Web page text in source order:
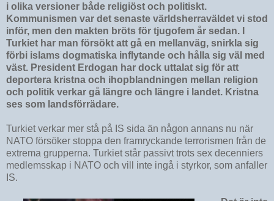
i olika versioner både religiöst och politiskt.
Kommunismen var det senaste världsherraväldet vi stod
inför, men den makten bröts för tjugofem år sedan. I
Turkiet har man försökt att gå en mellanväg, snirkla sig
förbi islams dogmatiska inflytande och hålla sig väl med
väst. President Erdogan har dock uttalat sig för att
deportera kristna och ihopblandningen mellan religion
och politik verkar gå längre och längre i landet. Kristna
ses som landsförrädare.
Turkiet verkar mer stå på IS sida än någon annans nu när
NATO försöker stoppa den framryckande terrorismen från de
extrema grupperna. Turkiet står passivt trots sex decenniers
medlemsskap i NATO och vill inte ingå i styrkor, som anfaller
IS.